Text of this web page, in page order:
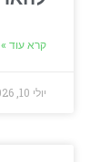
קרא עוד »
יולי 10, 2026